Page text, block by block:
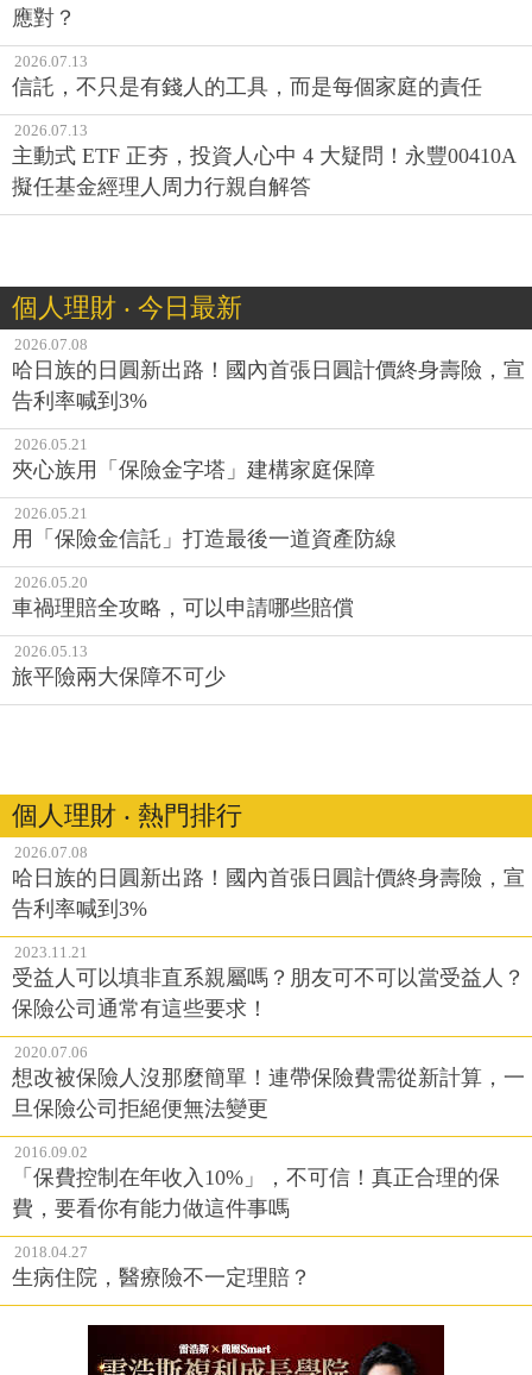
應對？
2026.07.13
信託，不只是有錢人的工具，而是每個家庭的責任
2026.07.13
主動式 ETF 正夯，投資人心中 4 大疑問！永豐00410A
擬任基金經理人周力行親自解答
個人理財 ‧ 今日最新
2026.07.08
哈日族的日圓新出路！國內首張日圓計價終身壽險，宣
告利率喊到3%
2026.05.21
夾心族用「保險金字塔」建構家庭保障
2026.05.21
用「保險金信託」打造最後一道資產防線
2026.05.20
車禍理賠全攻略，可以申請哪些賠償
2026.05.13
旅平險兩大保障不可少
個人理財 ‧ 熱門排行
2026.07.08
哈日族的日圓新出路！國內首張日圓計價終身壽險，宣
告利率喊到3%
2023.11.21
受益人可以填非直系親屬嗎？朋友可不可以當受益人？
保險公司通常有這些要求！
2020.07.06
想改被保險人沒那麼簡單！連帶保險費需從新計算，一
旦保險公司拒絕便無法變更
2016.09.02
「保費控制在年收入10%」，不可信！真正合理的保
費，要看你有能力做這件事嗎
2018.04.27
生病住院，醫療險不一定理賠？